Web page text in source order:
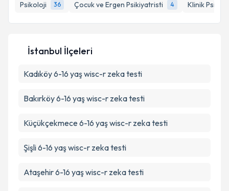
Psikoloji
36 Çocuk ve Ergen Psikiyatristi 4 Klinik
Metni'ni okudum ve kişisel verilerimin belirtilen
kapsamda işlenmesini kabul ediyorum.
İstanbul İlçeleri
Kadıköy6-16 yaş wisc-r zeka testi
Bakırköy6-16 yaş wisc-r zeka testi
Küçükçekmece 6-16 yaş wisc-r zeka testi
Şişli6-16 yaş wisc-r zeka testi
Ataşehir6-16 yaş wisc-r zeka testi